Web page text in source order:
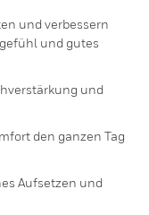
und verbessern
und gutes
und
den ganzen Tag
Aufsetzen und